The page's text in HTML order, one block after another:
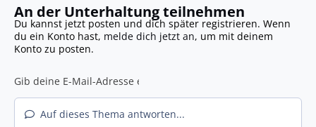
An der Unterhaltung teilnehmen
Du kannst jetzt posten und dich später registrieren. Wenn
du ein Konto hast, melde dich jetzt an, um mit deinem
Konto zu posten.
Auf dieses Thema antworten...